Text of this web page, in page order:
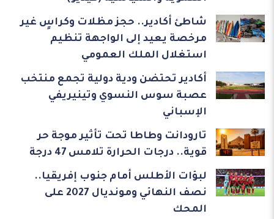
شاطئ أكادير.. حجز مظلات وكراسٍ غير
مرخصة يعيد إلى الواجهة تنظيم
استغلال الملك العمومي
أكادير تحتضن ودية دولية تجمع منتخب
عصبة سوس النسوي وتينيريفي
الإسباني
تارودانت وطاطا تحت تأثير موجة حر
قوية.. درجات الحرارة تلامس 47 درجة
لبؤات الأطلس أمام جنوب إفريقيا..
نصف النهائي ومونديال 2027 على
المحك